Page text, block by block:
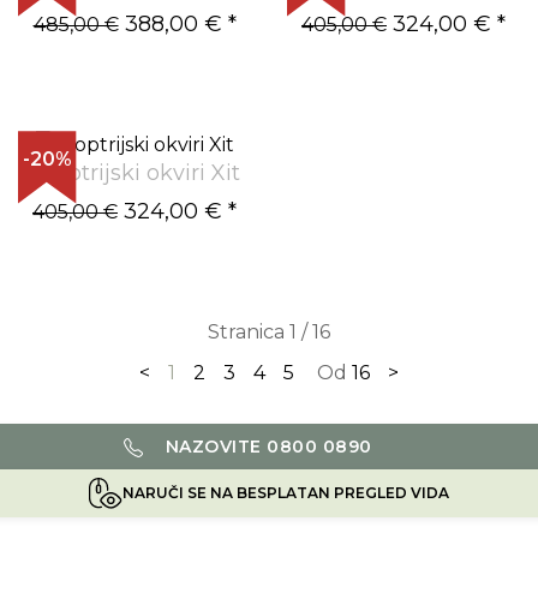
485,00 €388,00 € * 405,00 € 324,00 € *
-20%
Dioptrijski okviri Xit
405,00 € 324,00 € *
Stranica 1 / 16
<
1 2 3 4 5 Od 16 >
NAZOVITE 0800 0890
NARUČI SE NA BESPLATAN PREGLED VIDA